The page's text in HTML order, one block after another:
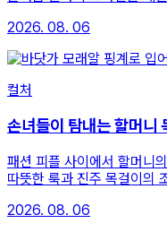
2026. 08. 06
컬처
손녀들이 탐내는 할머니
패션 피플 사이에서 할머니
따뜻한 룩과 진주 목걸이의
2026. 08. 06